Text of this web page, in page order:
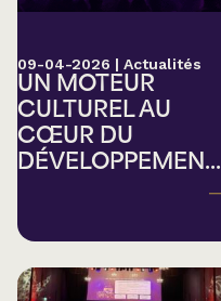
09-04-2026 | Actualités
UN MOTEUR
CULTUREL AU
CŒUR DU
DÉVELOPPEMEN...